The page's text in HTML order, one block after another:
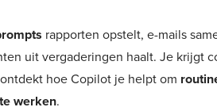
rapporten opstelt, e-mails
uit vergaderingen haalt. Je krijgt
hoe Copilot je helpt om
werken.